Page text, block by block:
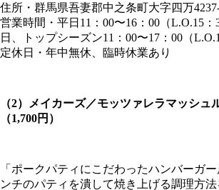
住所・群馬県吾妻郡中之条町大字四万
営業時間・平日11：00〜16：00（L.O.15
日、トップシーズン11：00〜17：00（
定休日・年中無休、臨時休業あり
（2）メイカーズ／モッツァレラマッシュ
（1,700円）
「ポークパティにこだわったハンバーガ
ンチのパティを潰して焼き上げる調理方